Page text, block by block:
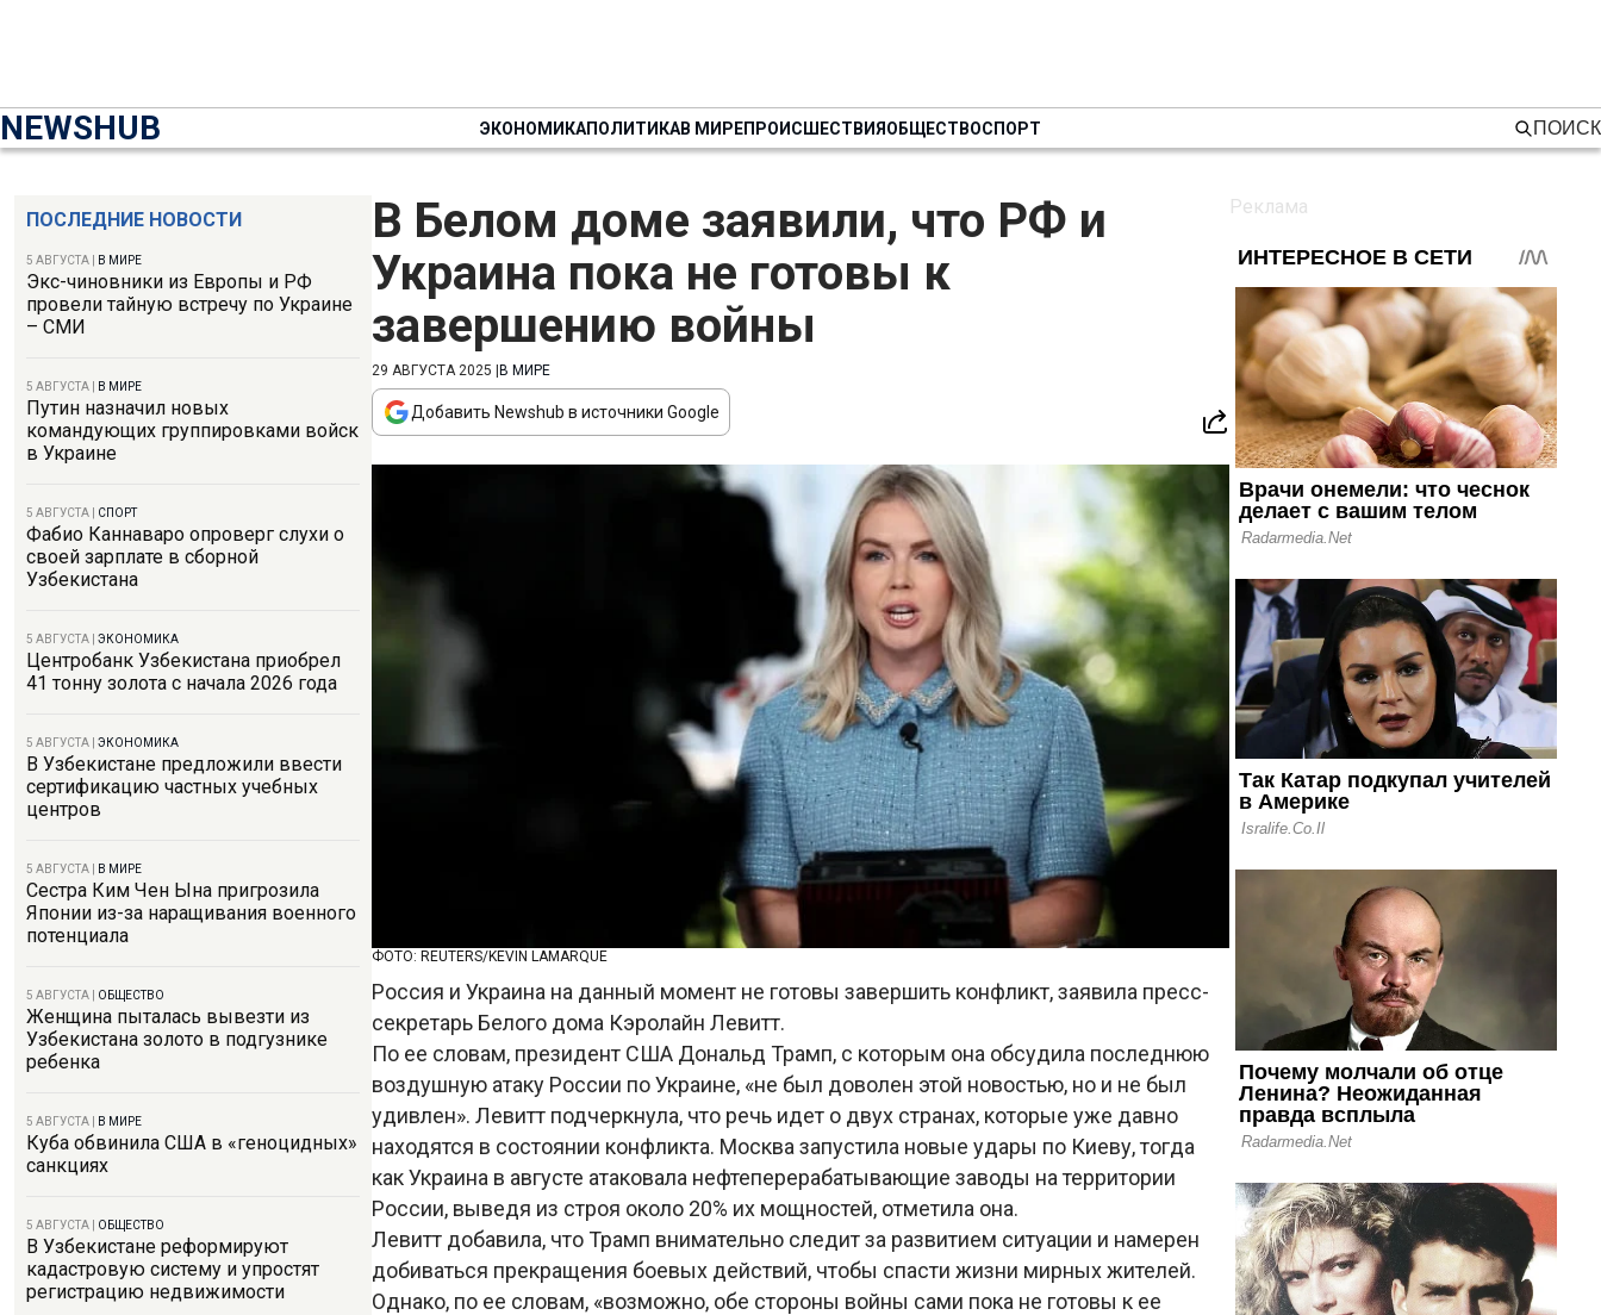
NEWSHUB ЭКОНОМИКАПОЛИТИКАВ МИРЕПРОИСШЕСТВИЯОБЩЕСТВОСПОРТ ПОИСК
ПОСЛЕДНИЕ НОВОСТИ
5 АВГУСТА В МИРЕ
Экс-чиновники из Европы и РФ
провели тайную встречу по Украине
– СМИ
5 АВГУСТА В МИРЕ
Путин назначил новых
командующих группировками войск
в Украине
5 АВГУСТА СПОРТ
Фабио Каннаваро опроверг слухи о
своей зарплате в сборной
Узбекистана
5 АВГУСТА ЭКОНОМИКА
Центробанк Узбекистана приобрел
41 тонну золота с начала 2026 года
5 АВГУСТА ЭКОНОМИКА
В Узбекистане предложили ввести
сертификацию частных учебных
центров
5 АВГУСТА В МИРЕ
Сестра Ким Чен Ына пригрозила
Японии из-за наращивания военного
потенциала
5 АВГУСТА ОБЩЕСТВО
Женщина пыталась вывезти из
Узбекистана золото в подгузнике
ребенка
5 АВГУСТА В МИРЕ
Куба обвинила США в «геноцидных»
санкциях
5 АВГУСТА ОБЩЕСТВО
В Узбекистане реформируют
кадастровую систему и упростят
регистрацию недвижимости
В Белом доме заявили, что РФ и
Украина пока не готовы к
завершению войны
29 АВГУСТА 2025 В МИРЕ
Добавить Newshub в источники Google
ФОТО: REUTERS/KEVIN LAMARQUE
Россия и Украина на данный момент не готовы завершить конфликт, заявила пресс-
секретарь Белого дома Кэролайн Левитт.
По ее словам, президент США Дональд Трамп, с которым она обсудила последнюю
воздушную атаку России по Украине, «не был доволен этой новостью, но и не был
удивлен». Левитт подчеркнула, что речь идет о двух странах, которые уже давно
находятся в состоянии конфликта. Москва запустила новые удары по Киеву, тогда
как Украина в августе атаковала нефтеперерабатывающие заводы на территории
России, выведя из строя около 20% их мощностей, отметила она.
Левитт добавила, что Трамп внимательно следит за развитием ситуации и намерен
добиваться прекращения боевых действий, чтобы спасти жизни мирных жителей.
Однако, по ее словам, «возможно, обе стороны войны сами пока не готовы к ее